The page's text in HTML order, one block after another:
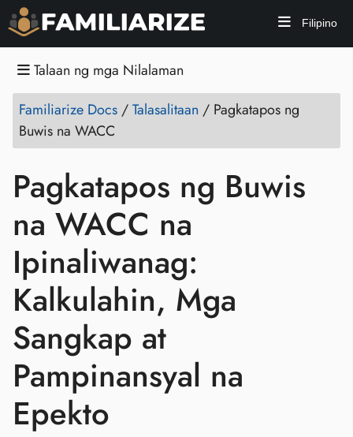
Filipino
Talaan ng mga Nilalaman
Familiarize Docs /Talasalitaan / Pagkatapos ng
Buwis na WACC
Pagkatapos ng Buwis
na WACC na
Ipinaliwanag:
Kalkulahin, Mga
Sangkap at
Pampinansyal na
Epekto